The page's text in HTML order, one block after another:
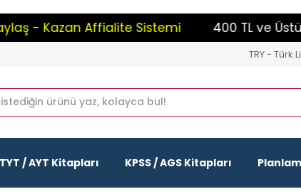
- Kazan Affialite Sistemi 400 TL ve Üstü
TRY - Türk
TYT / AYT Kitapları KPSS / AGS Kitapları